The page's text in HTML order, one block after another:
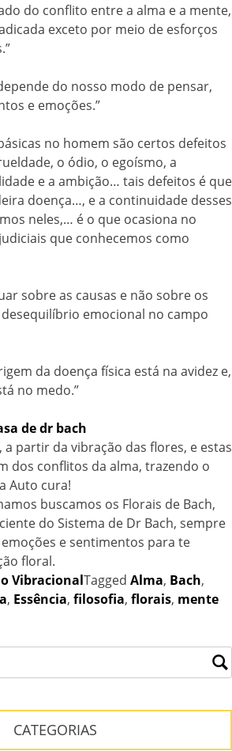
do conflito entre a alma e a mente,
exceto por meio de esforços
do nosso modo de pensar,
e emoções.”
no homem são certos defeitos
o ódio, o egoísmo, a
e a ambição… tais defeitos é que
doença…, e a continuidade desses
neles,… é o que ocasiona no
que conhecemos como
sobre as causas e não sobre os
emocional no campo
da doença física está na avidez e,
no medo.”
partir da vibração das flores, e estas
dos conflitos da alma, trazendo o
Auto cura!
buscamos os Florais de Bach,
do Sistema de Dr Bach, sempre
e sentimentos para te
floral.
VibracionalTagged Alma, Bach,
, Essência, filosofia, florais, mente
CATEGORIAS